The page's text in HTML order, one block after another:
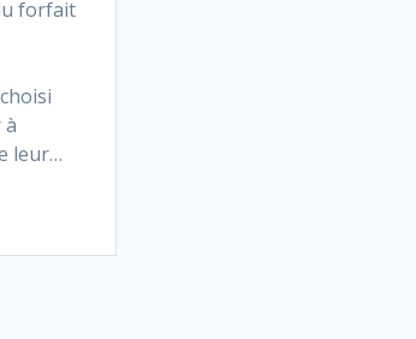
forfait
à
leur…